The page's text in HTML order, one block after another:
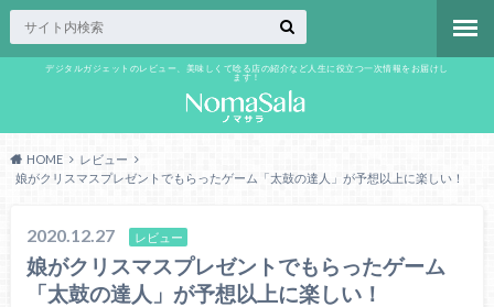
デジタルガジェットのレビュー、美味しくて唸る店の紹介など人生に役立つ一次情報をお届けし
ます！
HOME
レビュー
娘がクリスマスプレゼントでもらったゲーム「太鼓の達人」が予想以上に楽しい！
2020.12.27 レビュー
娘がクリスマスプレゼントでもらったゲーム
「太鼓の達人」が予想以上に楽しい！